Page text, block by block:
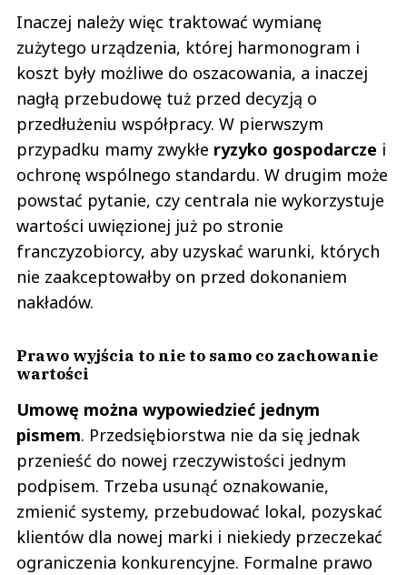
Inaczej należy więc traktować wymianę
zużytego urządzenia, której harmonogram i
koszt były możliwe do oszacowania, a inaczej
nagłą przebudowę tuż przed decyzją o
przedłużeniu współpracy. W pierwszym
przypadku mamy zwykłe ryzyko gospodarcze i
ochronę wspólnego standardu. W drugim może
powstać pytanie, czy centrala nie wykorzystuje
wartości uwięzionej już po stronie
franczyzobiorcy, aby uzyskać warunki, których
nie zaakceptowałby on przed dokonaniem
nakładów.
Prawo wyjścia to nie to samo co zachowanie
wartości
Umowę można wypowiedzieć jednym
pismem. Przedsiębiorstwa nie da się jednak
przenieść do nowej rzeczywistości jednym
podpisem. Trzeba usunąć oznakowanie,
zmienić systemy, przebudować lokal, pozyskać
klientów dla nowej marki i niekiedy przeczekać
ograniczenia konkurencyjne. Formalne prawo